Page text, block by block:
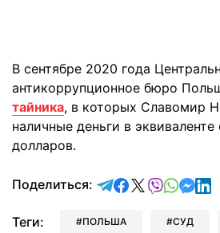
В сентябре 2020 года
антикоррупционное бюро
тайника, в которых Славомир
наличные деньги в
долларов.
Поделиться: отправить в
поделиться в
поделиться
Теги: ПОЛЬША СУД